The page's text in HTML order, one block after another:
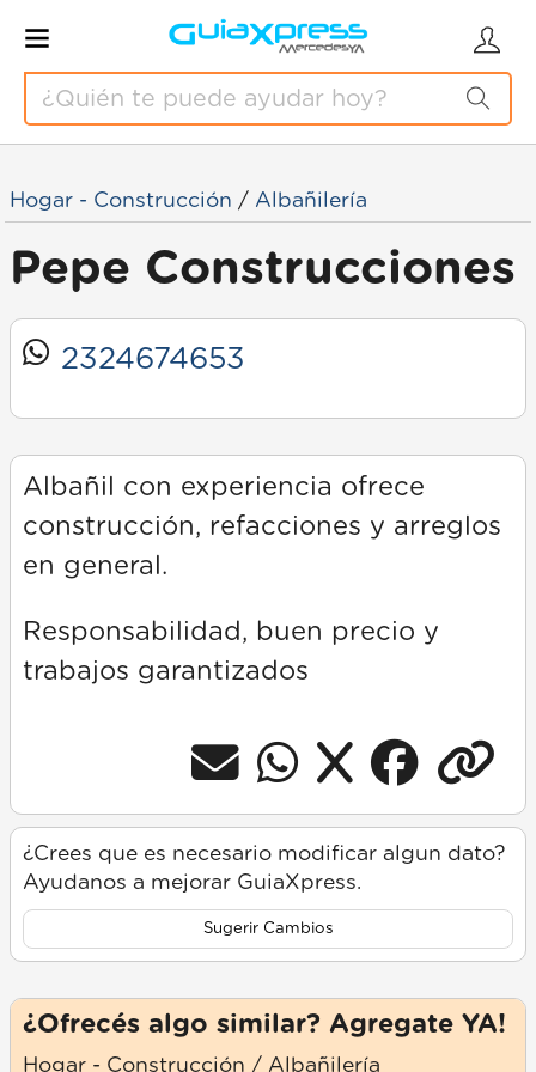
Hogar - Construcción / Albañilería
Pepe Construcciones
Albañil con experiencia ofrece
construcción, refacciones y arreglos
en general.
Responsabilidad, buen precio y
trabajos garantizados
¿Crees que es necesario modificar algun dato?
Ayudanos a mejorar GuiaXpress.
Sugerir Cambios
2324674653
¿Ofrecés algo similar? Agregate YA!
Hogar - Construcción / Albañilería